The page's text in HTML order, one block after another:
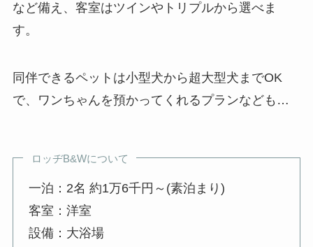
など備え、客室はツインやトリプルから選べま
す。
同伴できるペットは小型犬から超大型犬までOK
で、ワンちゃんを預かってくれるプランなども…
ロッヂB&Wについて
一泊：2名 約1万6千円～(素泊まり)
客室：洋室
設備：大浴場